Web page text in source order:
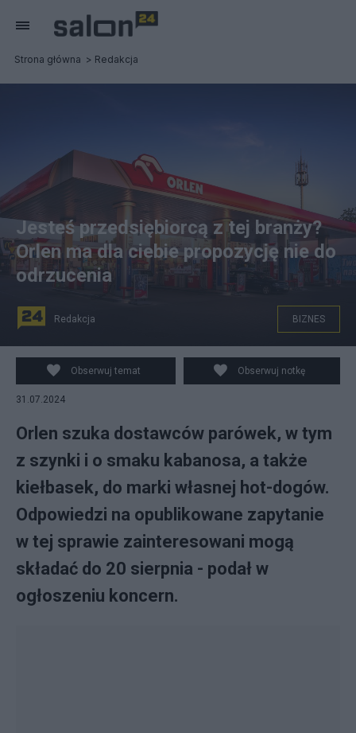
Strona główna Redakcja
Grupa Orlen szuka dostawców parówek. Fot. Orlen
Jesteś przedsiębiorcą z tej branży?
Orlen ma dla ciebie propozycję nie do
odrzucenia
Redakcja BIZNES
Obserwuj temat Obserwuj notkę
31.07.2024
Orlen szuka dostawców parówek, w tym
z szynki i o smaku kabanosa, a także
kiełbasek, do marki własnej hot-dogów.
Odpowiedzi na opublikowane zapytanie
w tej sprawie zainteresowani mogą
składać do 20 sierpnia - podał w
ogłoszeniu koncern.